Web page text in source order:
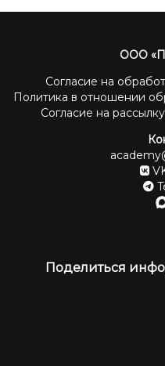
ООО
Согласие на
Политика в отношении
Согласие на
Поделиться